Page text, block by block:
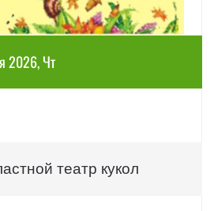
2026, Чт
театр кукол